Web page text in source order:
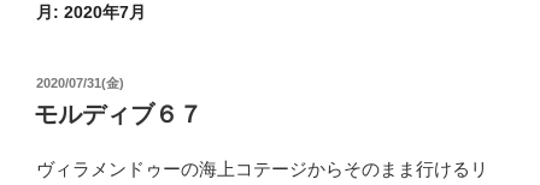
月: 2020年7月
投
稿
日:
2020/07/31(金)
モルディブ６７
ヴィラメンドゥーの海上コテージからそのまま行けるリ